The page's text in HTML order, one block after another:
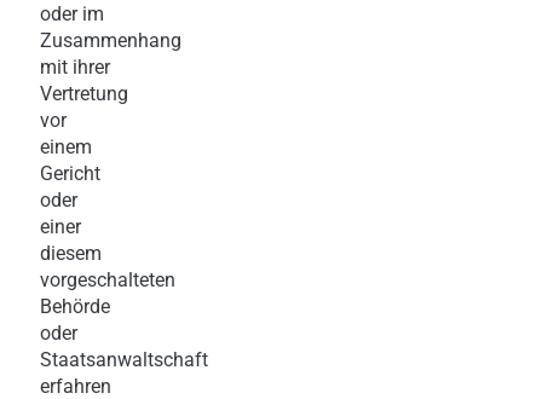
oder im
Zusammenhang
mit ihrer
Vertretung
vor
einem
Gericht
oder
einer
diesem
vorgeschalteten
Behörde
oder
Staatsanwaltschaft
erfahren